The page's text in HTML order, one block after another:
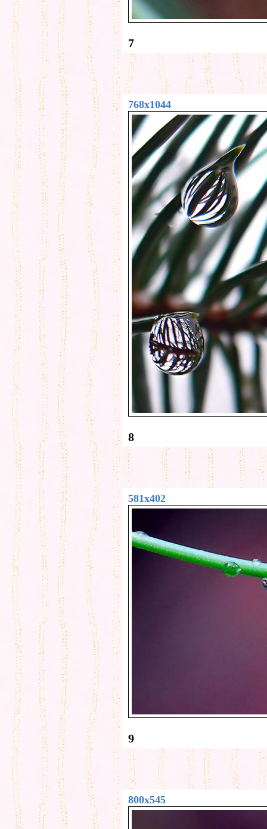
7
768x1044
8
581x402
9
800x545